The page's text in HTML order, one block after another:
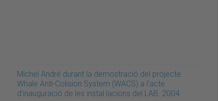
Michel André durant la demostració del projecte
Whale Anti-Colision System (WACS) a l'acte
d'inauguració de les instal·lacions del LAB. 2004